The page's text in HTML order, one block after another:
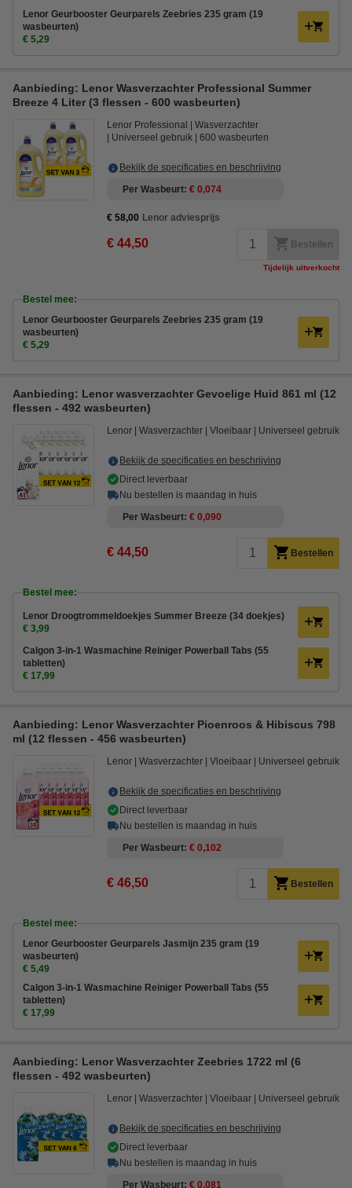
Lenor Geurbooster Geurparels Zeebries 235 gram (19
wasbeurten)
€ 5,29
Aanbieding: Lenor Wasverzachter Professional Summer
Breeze 4 Liter (3 flessen - 600 wasbeurten)
Lenor Professional
Wasverzachter
Universeel gebruik
600 wasbeurten
Bekijk de specificaties en beschrijving
Per Wasbeurt € 0,074
€ 58,00 Lenor adviesprijs
€ 44,50 Bestellen
Tijdelijk uitverkocht
Bestel mee:
Lenor Geurbooster Geurparels Zeebries 235 gram (19
wasbeurten)
€ 5,29
Aanbieding: Lenor wasverzachter Gevoelige Huid 861 ml (12
flessen - 492 wasbeurten)
Lenor Wasverzachter Vloeibaar Universeel gebruik
Bekijk de specificaties en beschrijving
Direct leverbaar
Nu bestellen is maandag in huis
Per Wasbeurt € 0,090
€ 44,50 Bestellen
Bestel mee:
Lenor Droogtrommeldoekjes Summer Breeze (34 doekjes)
€ 3,99
Calgon 3-in-1 Wasmachine Reiniger Powerball Tabs (55
tabletten)
€ 17,99
Aanbieding: Lenor Wasverzachter Pioenroos & Hibiscus 798
ml (12 flessen - 456 wasbeurten)
Lenor Wasverzachter Vloeibaar Universeel gebruik
Bekijk de specificaties en beschrijving
Direct leverbaar
Nu bestellen is maandag in huis
Per Wasbeurt € 0,102
€ 46,50 Bestellen
Bestel mee:
Lenor Geurbooster Geurparels Jasmijn 235 gram (19
wasbeurten)
€ 5,49
Calgon 3-in-1 Wasmachine Reiniger Powerball Tabs (55
tabletten)
€ 17,99
Aanbieding: Lenor Wasverzachter Zeebries 1722 ml (6
flessen - 492 wasbeurten)
Lenor Wasverzachter Vloeibaar Universeel gebruik
Bekijk de specificaties en beschrijving
Direct leverbaar
Nu bestellen is maandag in huis
Per Wasbeurt € 0,081